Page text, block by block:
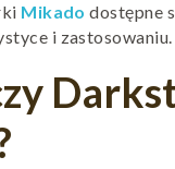
Mikado dostępne
i zastosowaniu.